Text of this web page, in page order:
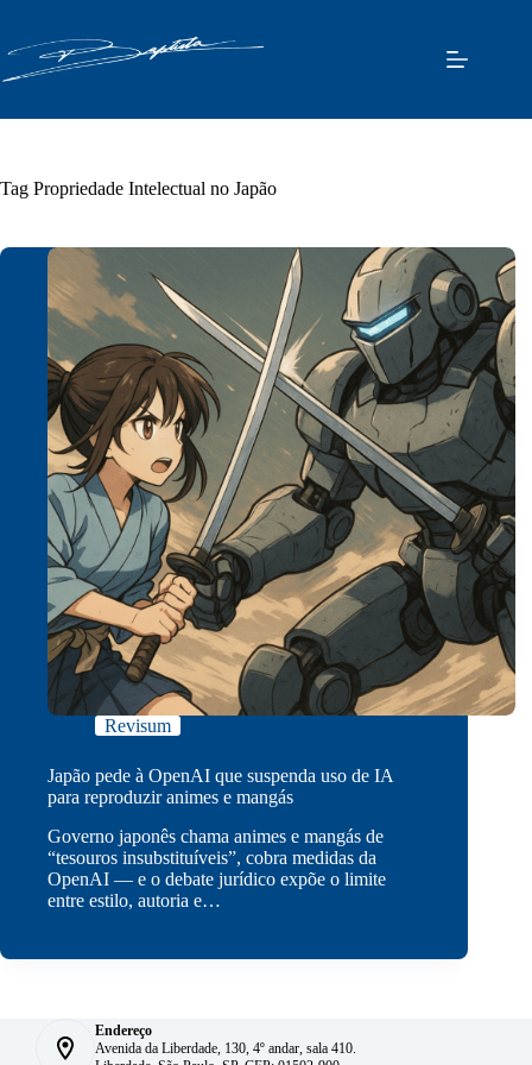
o
conteúdo
Tag Propriedade Intelectual no Japão
Revisum
Japão pede à OpenAI que suspenda uso de IA
para reproduzir animes e mangás
Governo japonês chama animes e mangás de
“tesouros insubstituíveis”, cobra medidas da
OpenAI — e o debate jurídico expõe o limite
entre estilo, autoria e…
Endereço
Avenida da Liberdade, 130, 4º andar, sala 410.